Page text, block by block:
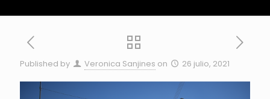
Published by Veronica Sanjines on 26 julio, 2021